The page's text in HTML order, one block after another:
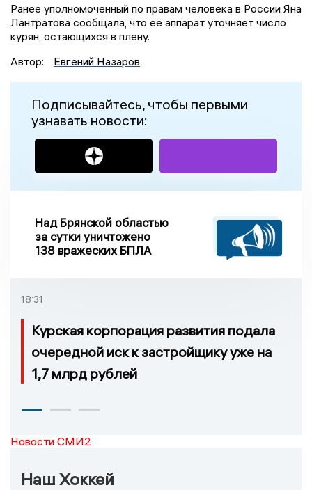
Ранее уполномоченный по правам человека в России Яна
Лантратова сообщала, что её аппарат уточняет число
курян, остающихся в плену.
Автор:
Евгений Назаров
Подписывайтесь, чтобы первыми
узнавать новости:
Над Брянской областью
за сутки уничтожено
138 вражеских БПЛА
18:31
Курская корпорация развития подала
очередной иск к застройщику уже на
1,7 млрд рублей
Новости СМИ2
Наш Хоккей